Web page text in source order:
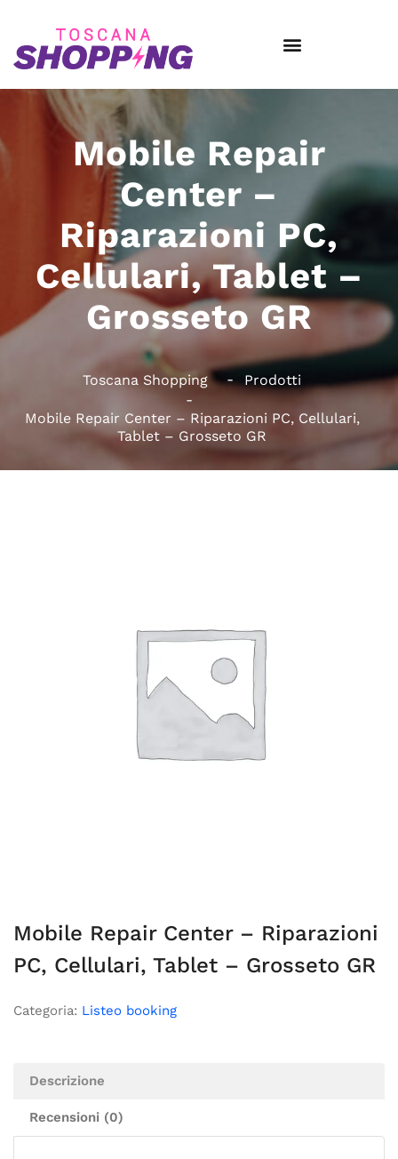
Mobile Repair
Center –
Riparazioni PC,
Cellulari, Tablet –
Grosseto GR
Toscana Shopping Prodotti
Mobile Repair Center – Riparazioni PC, Cellulari,
Tablet – Grosseto GR
Mobile Repair Center – Riparazioni
PC, Cellulari, Tablet – Grosseto GR
Categoria: Listeo booking
Descrizione
Recensioni (0)